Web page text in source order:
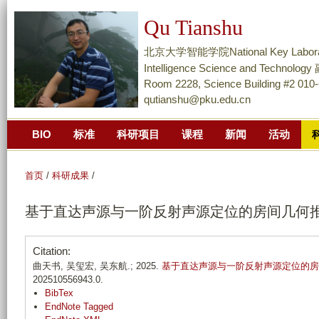
到
页
面
主
分
Qu Tianshu
北京大学智能学院National Key
Intelligence Science and Technology
Room 2228, Science Building #2
qutianshu@pku.edu.cn
BIO 标准 科研项目 课程 新闻 活动
首页 / 科研成果 /
基于直达声源与一阶反射声源定位的房间几何
Citation:
曲天书, 吴玺宏, 吴东航.; 2025. 基于直达声源与一阶反射声源定位的
202510556943.0.
BibTex
EndNote Tagged